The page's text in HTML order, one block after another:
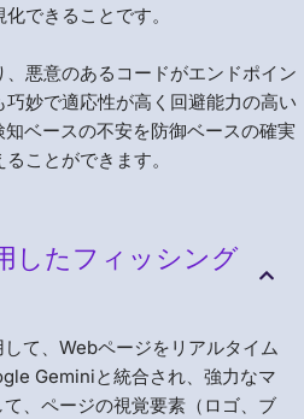
できることです。
悪意のあるコードがエンドポイン
巧妙で適応性が高く回避能力の高い
ベースの不安を防御ベースの確実
ことができます。
したフィッシング
て、Webページをリアルタイム
Geminiと統合され、強力なマ
、ページの視覚要素（ロゴ、ブ